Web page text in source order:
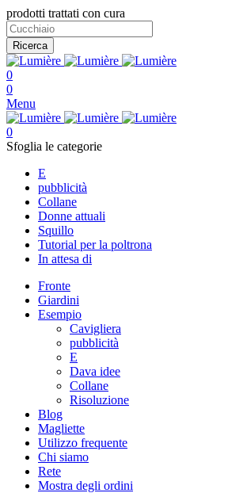
prodotti trattati con cura
Ricerca
0
0
Menu
0
Sfoglia le categorie
E
pubblicità
Collane
Donne attuali
Squillo
Tutorial per la poltrona
In attesa di
Fronte
Giardini
Esempio
Cavigliera
pubblicità
E
Dava idee
Collane
Risoluzione
Blog
Magliette
Utilizzo frequente
Chi siamo
Rete
Mostra degli ordini